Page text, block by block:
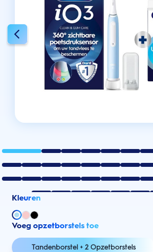
Kleuren
Voeg opzetborstels toe
Tandenborstel + 2 Opzetborstels